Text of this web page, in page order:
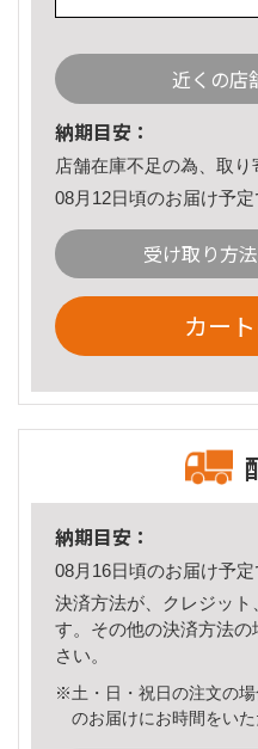
近くの店
納期目安：
店舗在庫不足の為、取り
08月12日頃のお届け予定
受け取り方
カー
納期目安：
08月16日頃のお届け予定
決済方法が、クレジッ
す。その他の決済方法の
さい。
※土・日・祝日の注文の
のお届けにお時間をい